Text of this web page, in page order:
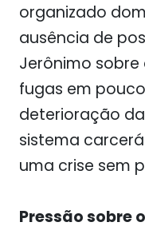
organizado
ausência de
Jerônimo
fugas em
deterioração
sistema
uma crise sem
Pressão sobre